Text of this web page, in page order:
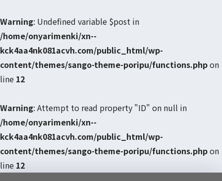
Warning: Undefined variable $post in
/home/onyarimenki/xn--
kck4aa4nk081acvh.com/public_html/wp-
content/themes/sango-theme-poripu/functions.phpon
line 12
Warning: Attempt to read property "ID" on null in
/home/onyarimenki/xn--
kck4aa4nk081acvh.com/public_html/wp-
content/themes/sango-theme-poripu/functions.phpon
line 12